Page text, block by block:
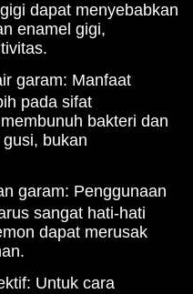
dapat menyebabkan
enamel gigi,
garam: Manfaat
pada sifat
bakteri dan
bukan
garam: Penggunaan
sangat hati-hati
dapat merusak
Untuk cara